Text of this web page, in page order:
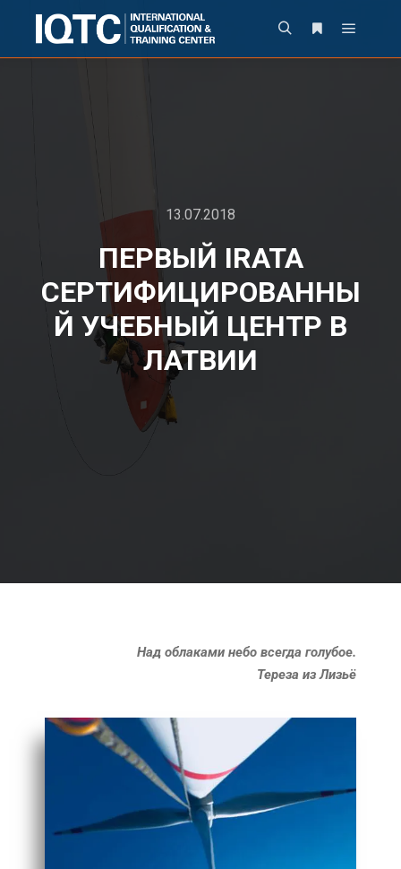
13.07.2018
ПЕРВЫЙ IRATA
СЕРТИФИЦИРОВАННЫ
Й УЧЕБНЫЙ ЦЕНТР В
ЛАТВИИ
Над облаками небо всегда голубое.
Тереза из Лизьё